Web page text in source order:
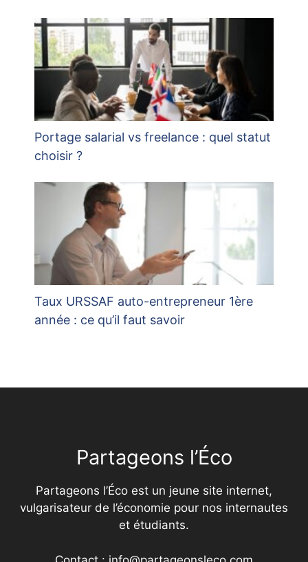
Portage salarial vs freelance : quel statut
choisir ?
Taux URSSAF auto-entrepreneur 1ère
année : ce qu’il faut savoir
Partageons l’Éco
Partageons l’Éco est un jeune site internet,
vulgarisateur de l’économie pour nos internautes
et étudiants.